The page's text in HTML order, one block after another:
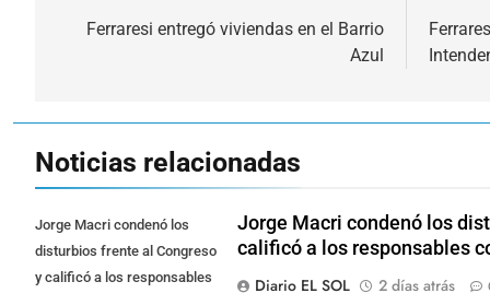
Ferraresi entregó viviendas en el Barrio
Azul
Noticias relacionadas
Jorge Macri condenó los
disturbios frente al Congreso
y calificó a los responsables
Jorge Macri condenó los
calificó a los responsables
Diario EL SOL
2 días atrás